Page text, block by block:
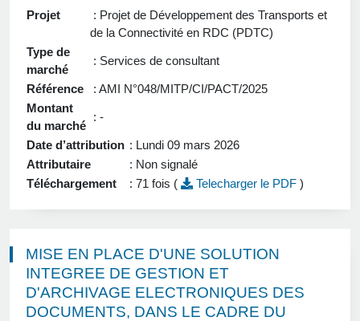
Projet
: Projet de Développement des Transports et
de la Connectivité en RDC (PDTC)
Type de
marché
: Services de consultant
Référence
: AMI N°048/MITP/CI/PACT/2025
Montant
du marché
: -
Date d’attribution : Lundi 09 mars 2026
Attributaire
: Non signalé
Téléchargement
: 71 fois ( Telecharger le PDF )
MISE EN PLACE D'UNE SOLUTION
INTEGREE DE GESTION ET
D'ARCHIVAGE ELECTRONIQUES DES
DOCUMENTS, DANS LE CADRE DU